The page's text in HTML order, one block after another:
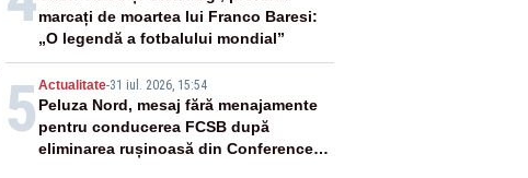
marcați de moartea lui Franco Baresi:
„O legendă a fotbalului mondial”
5 Actualitate-31 iul. 2026, 15:54
Peluza Nord, mesaj fără menajamente
pentru conducerea FCSB după
eliminarea rușinoasă din Conference